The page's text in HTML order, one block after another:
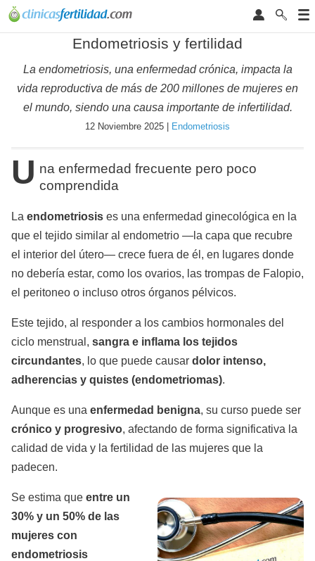
Endometriosis y fertilidad
La endometriosis, una enfermedad crónica, impacta la
vida reproductiva de más de 200 millones de mujeres en
el mundo, siendo una causa importante de infertilidad.
12 Noviembre 2025 | Endometriosis
U na enfermedad frecuente pero poco
comprendida
La endometriosis es una enfermedad ginecológica en la
que el tejido similar al endometrio —la capa que recubre
el interior del útero— crece fuera de él, en lugares donde
no debería estar, como los ovarios, las trompas de Falopio,
el peritoneo o incluso otros órganos pélvicos.
Este tejido, al responder a los cambios hormonales del
ciclo menstrual, sangra e inflama los tejidos
circundantes, lo que puede causar dolor intenso,
adherencias y quistes (endometriomas).
Aunque es una enfermedad benigna, su curso puede ser
crónico y progresivo, afectando de forma significativa la
calidad de vida y la fertilidad de las mujeres que la
padecen.
Se estima que entre un
30% y un 50% de las
mujeres con
endometriosis